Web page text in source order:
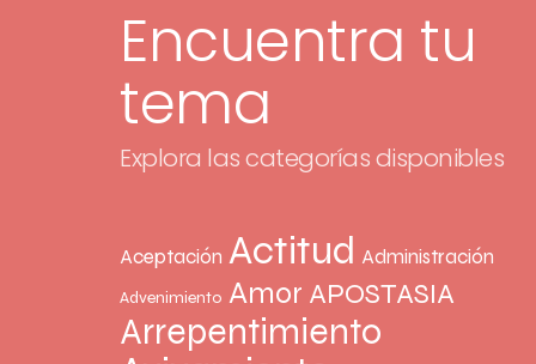
Encuentra tu
tema
Explora las categorías disponibles
Aceptación Actitud Administración
Advenimiento Amor APOSTASIA
Arrepentimiento